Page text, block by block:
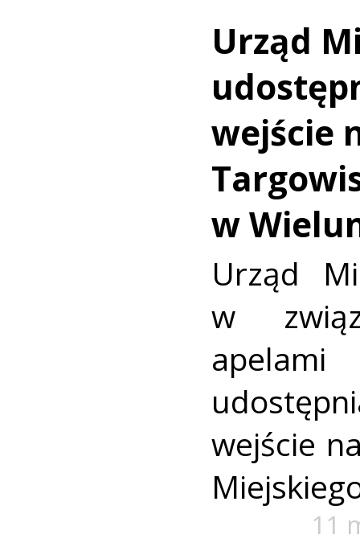
Urząd
wejście
w
Urząd
w
wejście
11